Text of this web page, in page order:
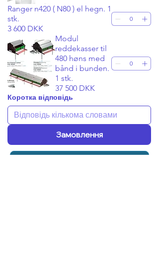
Ranger n420 ( N80 ) el hegn. 1
stk.
3 600 DKK
Modul
reddekasser til
480 høns med
bånd i bunden.
1 stk.
37 500 DKK
Коротка відповідь
Замовлення